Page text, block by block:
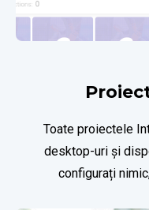
Toate proiectele
desktop-uri și
configurați